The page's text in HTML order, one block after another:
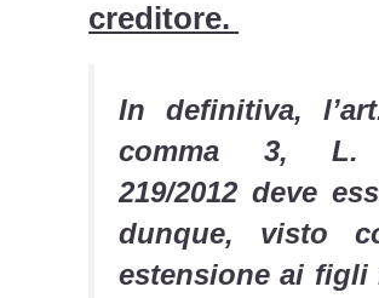
creditore.
In definitiva,
comma 3,
219/2012 deve
dunque, visto
estensione ai figli